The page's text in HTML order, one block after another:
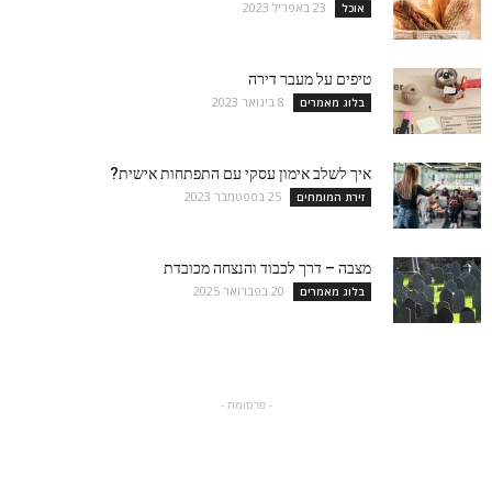
אוכל 23 באפריל 2023
טיפים על מעבר דירה
בלוג מאמרים 8 בינואר 2023
איך לשלב אימון עסקי עם התפתחות אישית?
זירת המומחים 25 בספטמבר 2023
מצבה – דרך לכבוד והנצחה מכובדת
בלוג מאמרים 20 בפברואר 2025
- פרסומת -